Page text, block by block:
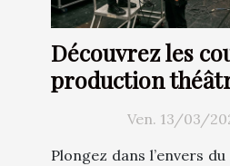
Découvrez les
production
moderneVen. 13/03/
Plongez dans l’envers